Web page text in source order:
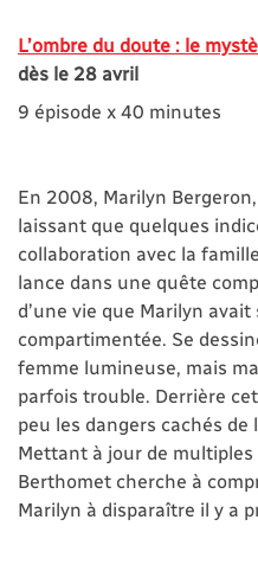
L’ombre du doute : le
dès le 28 avril
9 épisode x 40 minutes
En 2008, Marilyn
laissant que quelques
collaboration avec la
lance dans une quête
d’une vie que Marilyn
compartimentée. Se
femme lumineuse, mais
parfois trouble. Derrière
peu les dangers cachés de
Mettant à jour de
Berthomet cherche à
Marilyn à disparaître il y a